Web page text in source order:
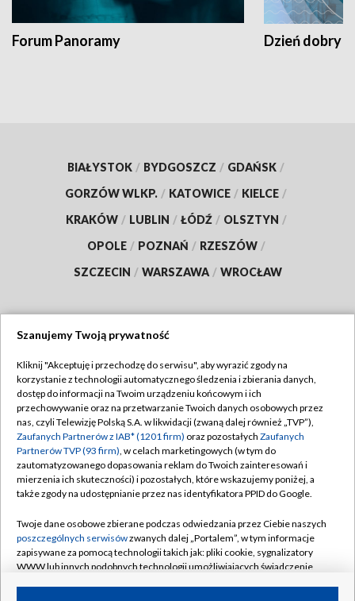
Forum Panoramy Dzień dobry
BIAŁYSTOK / BYDGOSZCZ / GDAŃSK /
GORZÓW WLKP. / KATOWICE / KIELCE /
KRAKÓW / LUBLIN / ŁÓDŹ / OLSZTYN /
OPOLE / POZNAŃ / RZESZÓW /
SZCZECIN / WARSZAWA / WROCŁAW
TVP
Abonament TVP
Emisja w TVP
Centrum informacji TVP
Naziemna Telewizja Cyfrowa
Rada Programowa
System NOS
Informacje o nadawcy
Regulamin TVP
Polityka prywatności
Moje zgody
Pomoc
Kontakt
Kanały
Szanujemy Twoją prywatność
Kliknij "Akceptuję i przechodzę do serwisu", aby wyrazić zgody na
korzystanie z technologii automatycznego śledzenia i zbierania danych,
dostęp do informacji na Twoim urządzeniu końcowym i ich
przechowywanie oraz na przetwarzanie Twoich danych osobowych przez
nas, czyli Telewizję Polską S.A. w likwidacji (zwaną dalej również „TVP”),
Zaufanych Partnerów z IAB* (1201 firm) oraz pozostałych Zaufanych
Partnerów TVP (93 firm), w celach marketingowych (w tym do
zautomatyzowanego dopasowania reklam do Twoich zainteresowań i
mierzenia ich skuteczności) i pozostałych, które wskazujemy poniżej, a
także zgody na udostępnianie przez nas identyfikatora PPID do Google.
Twoje dane osobowe zbierane podczas odwiedzania przez Ciebie naszych
poszczególnych serwisówzwanych dalej „Portalem”, w tym informacje
zapisywane za pomocą technologii takich jak: pliki cookie, sygnalizatory
WWW lub innych podobnych technologii umożliwiających świadczenie